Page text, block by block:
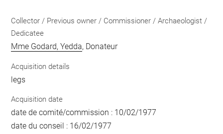
Collector / Previous owner / Commissioner / Archaeologist /
Dedicatee
Mme Godard, Yedda, Donateur
Acquisition details
legs
Acquisition date
date de comité/commission : 10/02/1977
date du conseil : 16/02/1977